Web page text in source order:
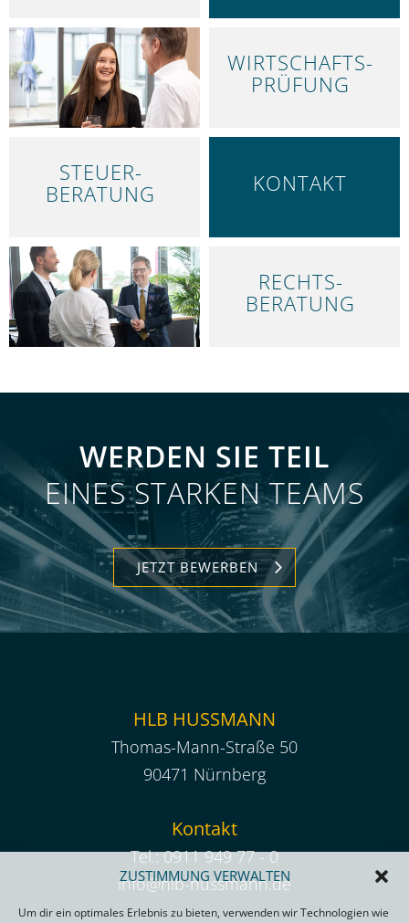
ZUSTIMMUNG VERWALTEN
Um dir ein optimales Erlebnis zu bieten, verwenden wir Technologien wie
LEISTUNGEN
WIRTSCHAFTS­
PRÜFUNG
STEUER­
BERATUNG
ÜBER UNS
KONTAKT
RECHTS­
BERATUNG
WERDEN SIE TEIL
EINES STARKEN TEAMS
JETZT BEWERBEN
HLB HUSSMANN
Thomas-Mann-Straße 50
90471 Nürnberg
Kontakt
Tel.:0911 949 77 - 0
info@hlb-hussmann.de